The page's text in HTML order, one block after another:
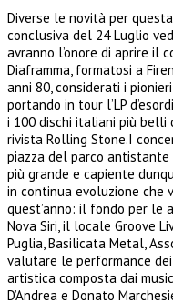
Diverse le novità per
conclusiva del 24 Luglio
avranno l’onore di aprire il
Diaframma, formatosi a
anni 80, considerati i
portando in tour l’LP
i 100 dischi italiani più
rivista Rolling Stone.I
piazza del parco antistante
più grande e capiente
in continua evoluzione che
quest’anno: il fondo per le
Nova Siri, il locale Groove
Puglia, Basilicata Metal,
valutare le performance
artistica composta dai
D’Andrea e Donato